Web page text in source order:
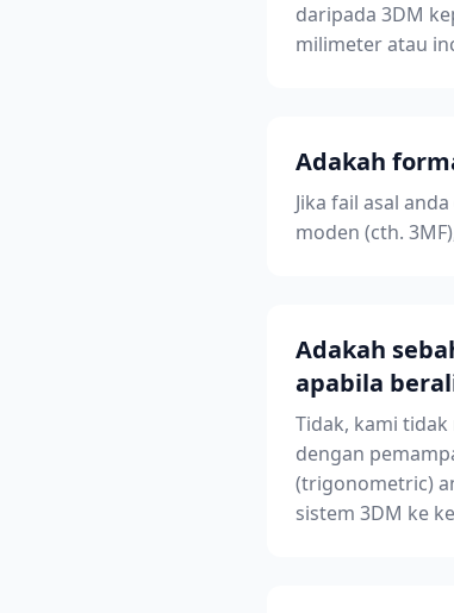
daripada 3DM
milimeter atau
Adakah
Jika fail asal
moden (cth.
Adakah
apabila
Tidak, kami
dengan
(trigonometric)
sistem 3DM ke